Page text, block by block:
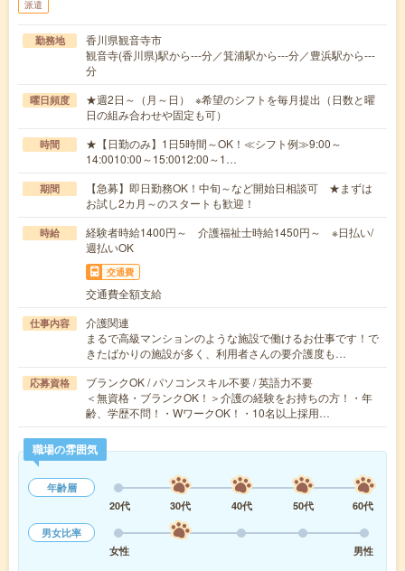
派遣
勤務地
香川県観音寺市
観音寺(香川県)駅から---分／箕浦駅から---分／豊浜駅から---
分
曜日頻度
★週2日～（月～日） ※希望のシフトを毎月提出（日数と曜
日の組み合わせや固定も可）
時間
★【日勤のみ】1日5時間～OK！≪シフト例≫9:00～
14:0010:00～15:0012:00～1…
期間
【急募】即日勤務OK！中旬～など開始日相談可 ★まずは
お試し2カ月～のスタートも歓迎！
時給
経験者時給1400円～ 介護福祉士時給1450円～ ※日払い/
週払いOK
交通費
交通費全額支給
仕事内容
介護関連
まるで高級マンションのような施設で働けるお仕事です！で
きたばかりの施設が多く、利用者さんの要介護度も…
応募資格
ブランクOK / パソコンスキル不要 / 英語力不要
＜無資格・ブランクOK！＞介護の経験をお持ちの方！・年
齢、学歴不問！・WワークOK！・10名以上採用…
職場の雰囲気
年齢層
20代
30代 40代 50代
60代
男女比率
女性
男性